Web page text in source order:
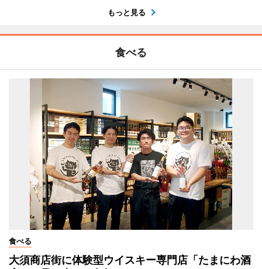
もっと見る
食べる
食べる
大須商店街に体験型ウイスキー専門店「たまにわ酒